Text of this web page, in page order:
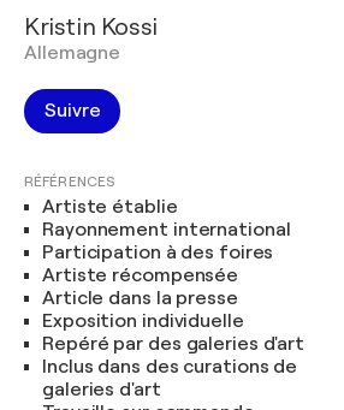
Kristin Kossi
Allemagne
Suivre
RÉFÉRENCES
Artiste établie
Rayonnement international
Participation à des foires
Artiste récompensée
Article dans la presse
Exposition individuelle
Repéré par des galeries d'art
Inclus dans des curations de
galeries d'art